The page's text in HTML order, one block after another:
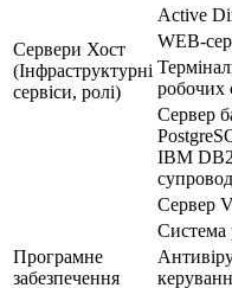
Сервери Хост
(Інфраструктурні
сервіси, ролі)
Active
WEB-
робочих
Сервер
IBM
Сервер
Система
Програмне
забезпечення